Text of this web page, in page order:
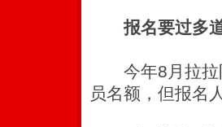
报名要过多
今年8月拉拉
员名额，但报名